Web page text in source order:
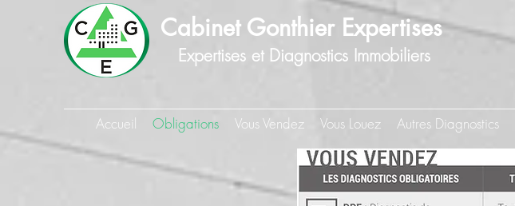
Cabinet Gonthier Expertises
Expertises et Diagnostics Immobiliers
Accueil Obligations Vous Vendez Vous Louez Autres Diagnostics